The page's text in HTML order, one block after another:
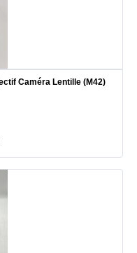
Caméra Lentille (M42)